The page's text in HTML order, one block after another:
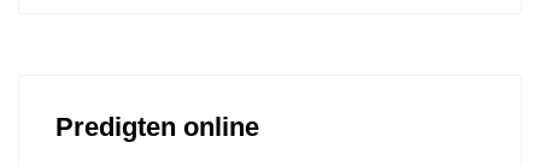
Predigten online